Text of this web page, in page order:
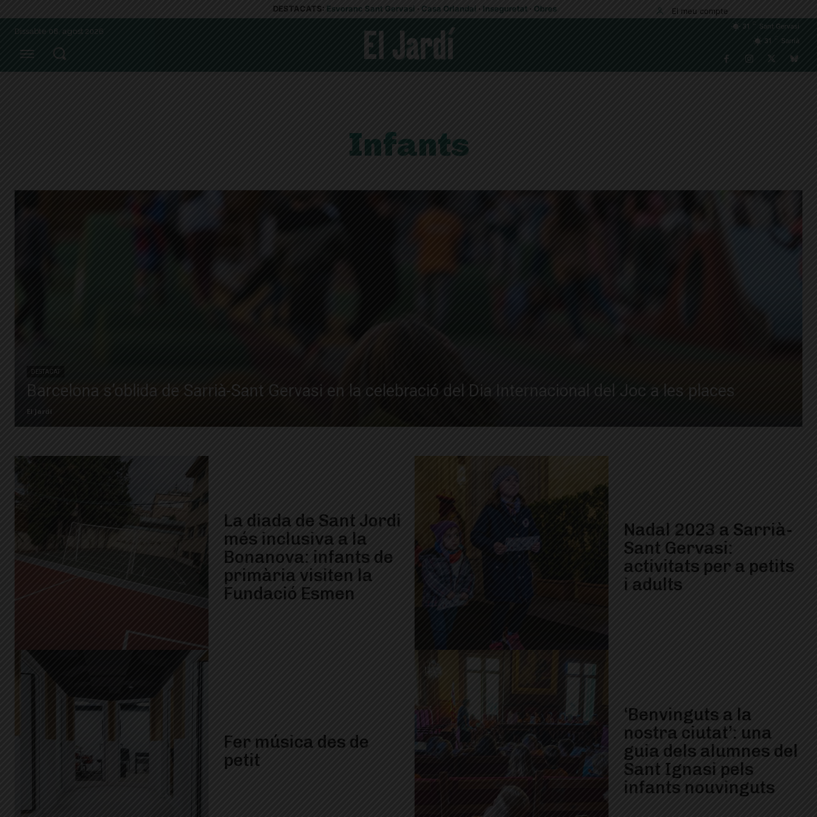
DESTACATS: Esvoranc Sant Gervasi · Casa Orlandai · Inseguretat · Obres El meu compte
Dissabte 08, agost 2026
31
Sant Gervasi
31
Sarrià
Infants
DESTACAT
Barcelona s’oblida de Sarrià-Sant Gervasi en la celebració del Dia Internacional del Joc a les places
El Jardí
La diada de Sant Jordi
més inclusiva a la
Bonanova: infants de
primària visiten la
Fundació Esmen
Nadal 2023 a Sarrià-
Sant Gervasi:
activitats per a petits
i adults
Fer música des de
petit
‘Benvinguts a la
nostra ciutat’: una
guia dels alumnes del
Sant Ignasi pels
infants nouvinguts